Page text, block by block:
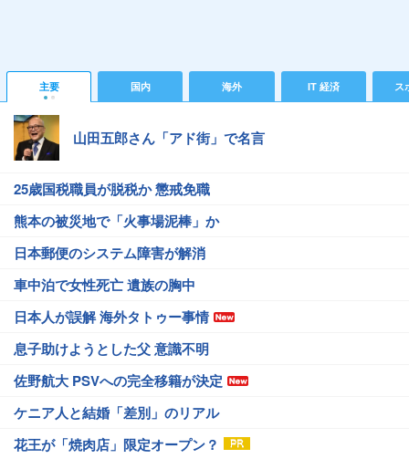
主要 国内 海外 IT 経済 ス
山田五郎さん「アド街」で名言
25歳国税職員が脱税か 懲戒免職
熊本の被災地で「火事場泥棒」か
日本郵便のシステム障害が解消
車中泊で女性死亡 遺族の胸中
日本人が誤解 海外タトゥー事情
息子助けようとした父 意識不明
佐野航大 PSVへの完全移籍が決定
ケニア人と結婚「差別」のリアル
花王が「焼肉店」限定オープン？